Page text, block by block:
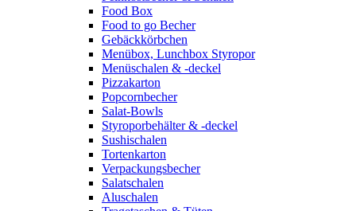
Food Box
Food to go Becher
Gebäckkörbchen
Menübox, Lunchbox Styropor
Menüschalen & -deckel
Pizzakarton
Popcornbecher
Salat-Bowls
Styroporbehälter & -deckel
Sushischalen
Tortenkarton
Verpackungsbecher
Salatschalen
Aluschalen